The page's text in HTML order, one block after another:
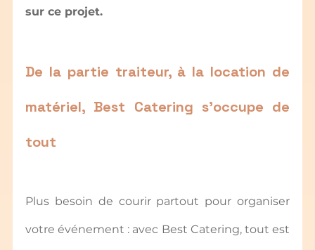
sur ce projet.
De la partie traiteur, à la location de
matériel, Best Catering s'occupe de
tout
Plus besoin de courir partout pour organiser
votre événement : avec Best Catering, tout est